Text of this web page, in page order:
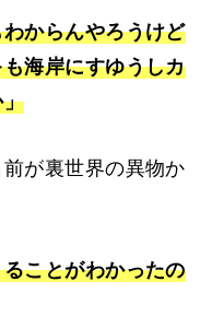
からんやろうけど
海岸にすゆうしカ
」
が裏世界の異物か
ことがわかったの